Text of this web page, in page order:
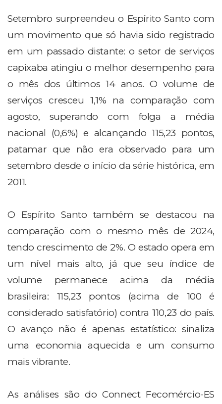
Setembro surpreendeu o Espírito Santo com
um movimento que só havia sido registrado
em um passado distante: o setor de serviços
capixaba atingiu o melhor desempenho para
o mês dos últimos 14 anos. O volume de
serviços cresceu 1,1% na comparação com
agosto, superando com folga a média
nacional (0,6%) e alcançando 115,23 pontos,
patamar que não era observado para um
setembro desde o início da série histórica, em
2011.
O Espírito Santo também se destacou na
comparação com o mesmo mês de 2024,
tendo crescimento de 2%. O estado opera em
um nível mais alto, já que seu índice de
volume permanece acima da média
brasileira: 115,23 pontos (acima de 100 é
considerado satisfatório) contra 110,23 do país.
O avanço não é apenas estatístico: sinaliza
uma economia aquecida e um consumo
mais vibrante.
As análises são do Connect Fecomércio-ES